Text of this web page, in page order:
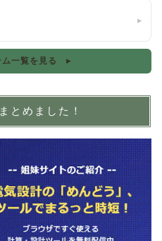
▸
ム一覧を見る ▸
とめました！